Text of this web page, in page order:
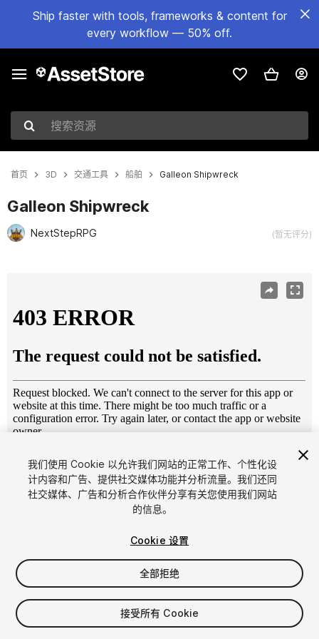
Ship faster with tools, frameworks & content for
every workflow — 50% off.
搜索资源
首页 3D 交通工具 船舶 Galleon Shipwreck
Galleon Shipwreck
NextStepRPG (暂无评分)
1/7
$4.99
增值税将在结算时计算
我们使用 Cookie 以允许我们网站的正常工作、个性化设
计内容和广告、提供社交媒体功能并分析流量。我们还同
社交媒体、广告和分析合作伙伴分享有关您使用我们网站
的信息。
Cookie 设置
全部拒绝
接受所有 Cookie